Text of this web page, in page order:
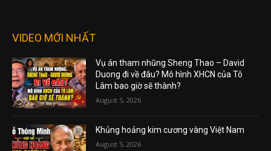
VIDEO MỚI NHẤT
Vụ án tham nhũng Sheng Thao – David
Duong đi về đâu? Mô hình XHCN của Tô
Lâm bao giờ sẽ thành?
August 5, 2026
Khủng hoảng kim cương vàng Việt Nam
August 5, 2026